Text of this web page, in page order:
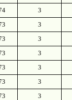
3
3
3
3
3
3
3